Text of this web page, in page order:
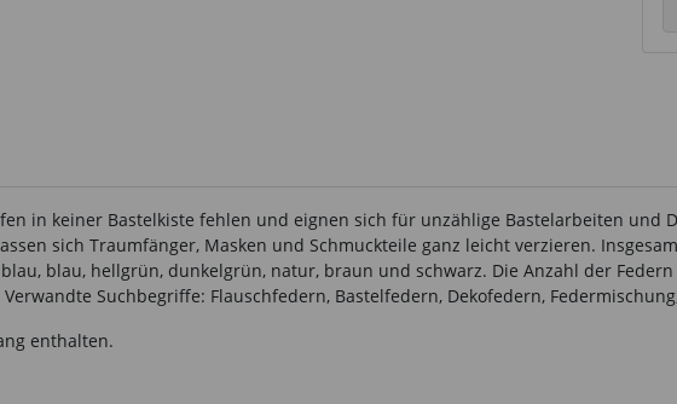
in keiner Bastelkiste fehlen und eignen sich für unzählige Bastelarbeiten und
sich Traumfänger, Masken und Schmuckteile ganz leicht verzieren.
blau, hellgrün, dunkelgrün, natur, braun und schwarz. Die Anzahl der
Suchbegriffe: Flauschfedern, Bastelfedern, Dekofedern,
enthalten.